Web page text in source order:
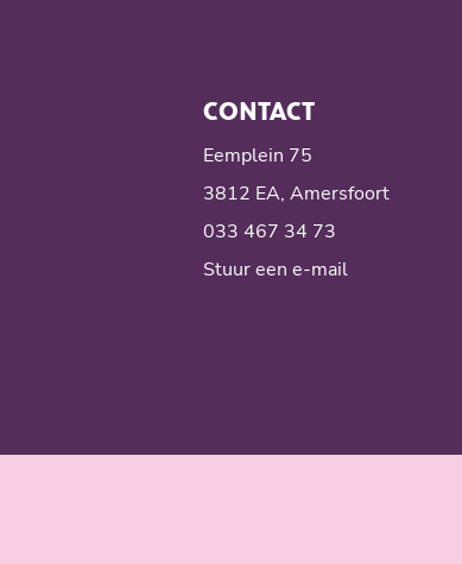
CONTACT
Eemplein 75
3812 EA, Amersfoort
033 467 34 73
Stuur een e-mail